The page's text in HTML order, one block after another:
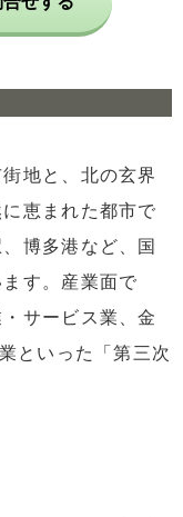
地と、北の玄界
恵まれた都市で
博多港など、国
す。産業面で
サービス業、金
といった「第三次